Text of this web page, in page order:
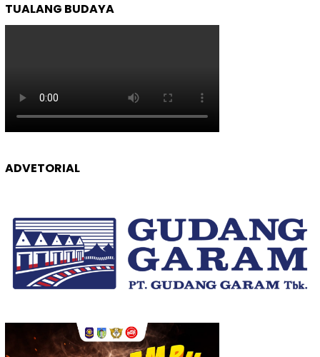
TUALANG BUDAYA
ADVETORIAL